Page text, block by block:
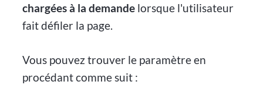
chargées à la demande lorsque l'utilisateur
fait défiler la page.
Vous pouvez trouver le paramètre en
procédant comme suit :